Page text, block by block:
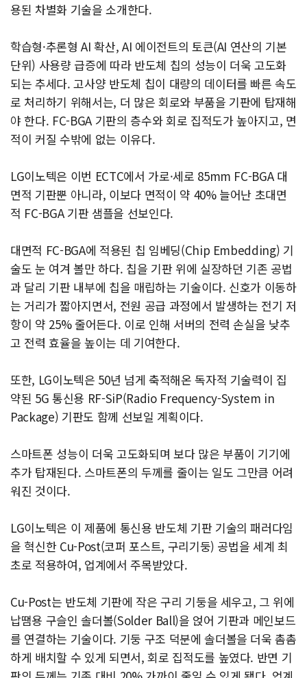
용된 차별화 기술을 소개한다.
학습형·추론형 AI 확산, AI 에이전트의 토큰(AI 연산의 기본
단위) 사용량 급증에 따라 반도체 칩의 성능이 더욱 고도화
되는 추세다. 고사양 반도체 칩이 대량의 데이터를 빠른 속도
로 처리하기 위해서는, 더 많은 회로와 부품을 기판에 탑재해
야 한다. FC-BGA 기판의 층수와 회로 집적도가 높아지고, 면
적이 커질 수밖에 없는 이유다.
LG이노텍은 이번 ECTC에서 가로·세로 85mm FC-BGA 대
면적 기판뿐 아니라, 이보다 면적이 약 40% 늘어난 초대면
적 FC-BGA 기판 샘플을 선보인다.
대면적 FC-BGA에 적용된 칩 임베딩(Chip Embedding) 기
술도 눈 여겨 볼만 하다. 칩을 기판 위에 실장하던 기존 공법
과 달리 기판 내부에 칩을 매립하는 기술이다. 신호가 이동하
는 거리가 짧아지면서, 전원 공급 과정에서 발생하는 전기 저
항이 약 25% 줄어든다. 이로 인해 서버의 전력 손실을 낮추
고 전력 효율을 높이는 데 기여한다.
또한, LG이노텍은 50년 넘게 축적해온 독자적 기술력이 집
약된 5G 통신용 RF-SiP(Radio Frequency-System in
Package) 기판도 함께 선보일 계획이다.
스마트폰 성능이 더욱 고도화되며 보다 많은 부품이 기기에
추가 탑재된다. 스마트폰의 두께를 줄이는 일도 그만큼 어려
워진 것이다.
LG이노텍은 이 제품에 통신용 반도체 기판 기술의 패러다임
을 혁신한 Cu-Post(코퍼 포스트, 구리기둥) 공법을 세계 최
초로 적용하여, 업계에서 주목받았다.
Cu-Post는 반도체 기판에 작은 구리 기둥을 세우고, 그 위에
납땜용 구슬인 솔더볼(Solder Ball)을 얹어 기판과 메인보드
를 연결하는 기술이다. 기둥 구조 덕분에 솔더볼을 더욱 촘촘
하게 배치할 수 있게 되면서, 회로 집적도를 높였다. 반면 기